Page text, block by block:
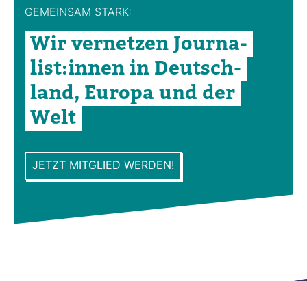
GEMEINSAM STARK:
Wir ver­netzen Jour­na­
list:innen in Deutsch­
land, Europa und der
Welt
JETZT MITGLIED WERDEN!